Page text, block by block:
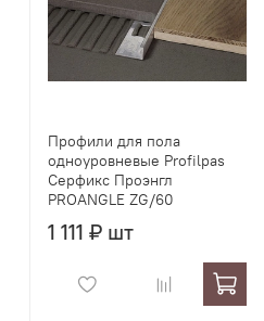
Профили для пола
одноуровневые Profilpas
Серфикс Проэнгл
PROANGLE ZG/60
1 111 ₽ шт